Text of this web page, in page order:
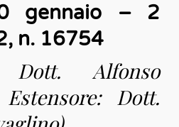
gennaio – 2
n. 16754
Dott. Alfonso
Dott.